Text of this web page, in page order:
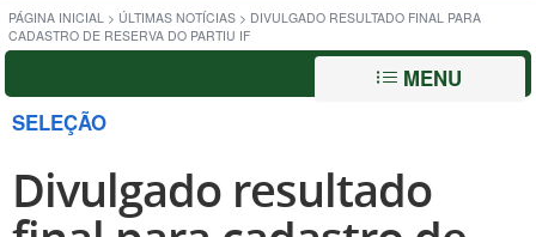
PÁGINA INICIAL > ÚLTIMAS NOTÍCIAS > DIVULGADO RESULTADO FINAL PARA
CADASTRO DE RESERVA DO PARTIU IF
MENU
SELEÇÃO
Divulgado resultado